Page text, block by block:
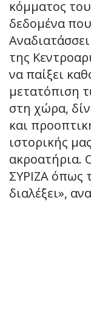
κόμματος
δεδομένα
της
να παίξει
μετατόπιση
στη χώρα,
και
ιστορικής
ακροατήρια.
ΣΥΡΙΖΑ όπως
διαλέξει»,